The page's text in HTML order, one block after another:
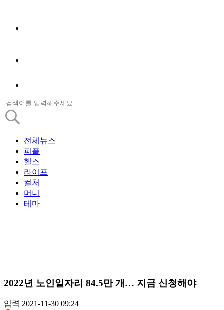
전체뉴스
피플
헬스
라이프
컬처
머니
테마
2022년 노인일자리 84.5만 개… 지금 신청해야
입력 2021-11-30 09:24